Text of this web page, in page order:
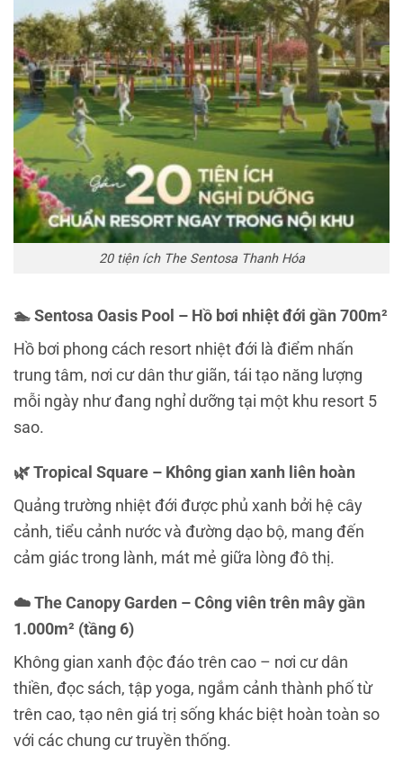
20 tiện ích The Sentosa Thanh Hóa
🏊 Sentosa Oasis Pool – Hồ bơi nhiệt đới gần 700m²
Hồ bơi phong cách resort nhiệt đới là điểm nhấn
trung tâm, nơi cư dân thư giãn, tái tạo năng lượng
mỗi ngày như đang nghỉ dưỡng tại một khu resort 5
sao.
🌿 Tropical Square – Không gian xanh liên hoàn
Quảng trường nhiệt đới được phủ xanh bởi hệ cây
cảnh, tiểu cảnh nước và đường dạo bộ, mang đến
cảm giác trong lành, mát mẻ giữa lòng đô thị.
☁️ The Canopy Garden – Công viên trên mây gần
1.000m² (tầng 6)
Không gian xanh độc đáo trên cao – nơi cư dân
thiền, đọc sách, tập yoga, ngắm cảnh thành phố từ
trên cao, tạo nên giá trị sống khác biệt hoàn toàn so
với các chung cư truyền thống.